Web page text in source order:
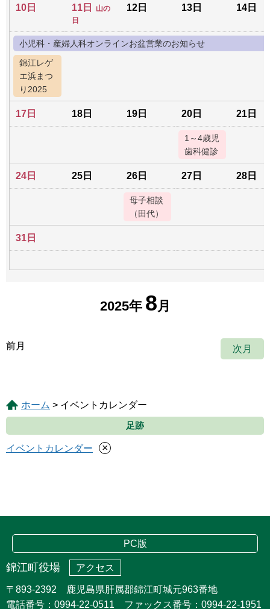
10日 11日
山の
日
12日 13日 14日
小児科・産婦人科オンラインお盆営業のお知らせ
錦江レゲ
エ浜まつ
り2025
17日 18日 19日 20日 21日
1～4歳児
歯科健診
24日 25日 26日 27日 28日
母子相談
（田代）
31日
前月
2025年 8月
次月
ホーム > イベントカレンダー
足跡
イベントカレンダー ×
PC版
錦江町役場 アクセス
〒893-2392 鹿児島県肝属郡錦江町城元963番地
電話番号：0994-22-0511 ファックス番号：0994-22-1951